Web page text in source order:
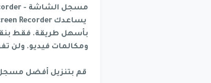
مسجل الشاشة - XRecorder يلتقط مقاطع الفيديو ولقطات الشاشة بدقة Full HD!
بأسهل طريقة. فقط
ومكالمات فيديو. ولن
قم بتنزيل أفضل مسجل